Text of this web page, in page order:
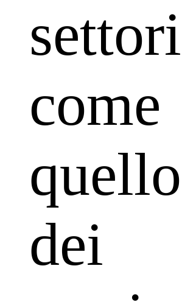
settori
come
quello
dei